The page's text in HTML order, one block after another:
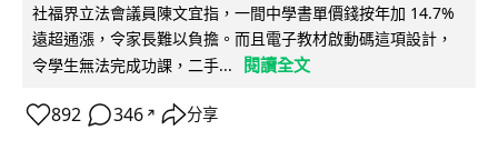
社福界立法會議員陳文宜指，一間中學書單價錢按年加 14.7%
遠超通漲，令家長難以負擔。而且電子教材啟動碼這項設計，
令學生無法完成功課，二手...
閱讀全文
892 346 ↗ 分享